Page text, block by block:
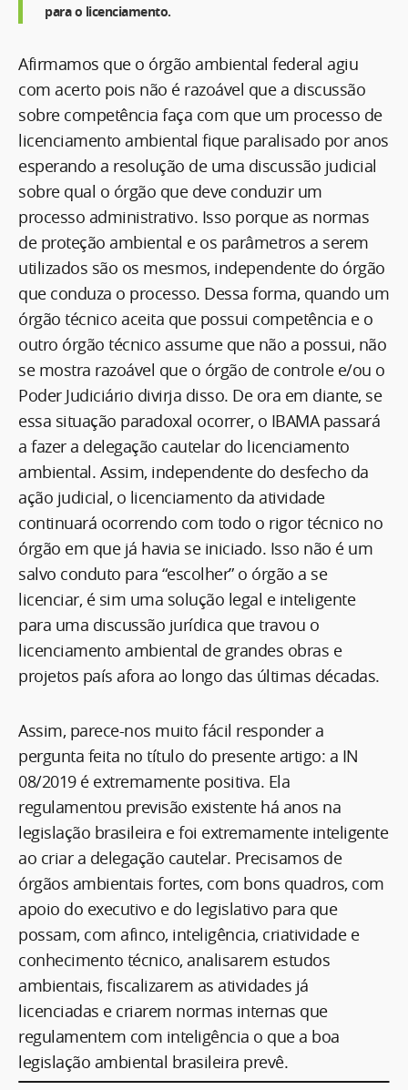
para o licenciamento.
Afirmamos que o órgão ambiental federal agiu
com acerto pois não é razoável que a discussão
sobre competência faça com que um processo de
licenciamento ambiental fique paralisado por anos
esperando a resolução de uma discussão judicial
sobre qual o órgão que deve conduzir um
processo administrativo. Isso porque as normas
de proteção ambiental e os parâmetros a serem
utilizados são os mesmos, independente do órgão
que conduza o processo. Dessa forma, quando um
órgão técnico aceita que possui competência e o
outro órgão técnico assume que não a possui, não
se mostra razoável que o órgão de controle e/ou o
Poder Judiciário divirja disso. De ora em diante, se
essa situação paradoxal ocorrer, o IBAMA passará
a fazer a delegação cautelar do licenciamento
ambiental. Assim, independente do desfecho da
ação judicial, o licenciamento da atividade
continuará ocorrendo com todo o rigor técnico no
órgão em que já havia se iniciado. Isso não é um
salvo conduto para “escolher” o órgão a se
licenciar, é sim uma solução legal e inteligente
para uma discussão jurídica que travou o
licenciamento ambiental de grandes obras e
projetos país afora ao longo das últimas décadas.
Assim, parece-nos muito fácil responder a
pergunta feita no título do presente artigo: a IN
08/2019 é extremamente positiva. Ela
regulamentou previsão existente há anos na
legislação brasileira e foi extremamente inteligente
ao criar a delegação cautelar. Precisamos de
órgãos ambientais fortes, com bons quadros, com
apoio do executivo e do legislativo para que
possam, com afinco, inteligência, criatividade e
conhecimento técnico, analisarem estudos
ambientais, fiscalizarem as atividades já
licenciadas e criarem normas internas que
regulamentem com inteligência o que a boa
legislação ambiental brasileira prevê.